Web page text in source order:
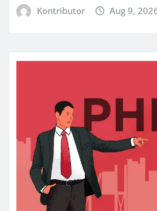
Kontributor Aug 9,